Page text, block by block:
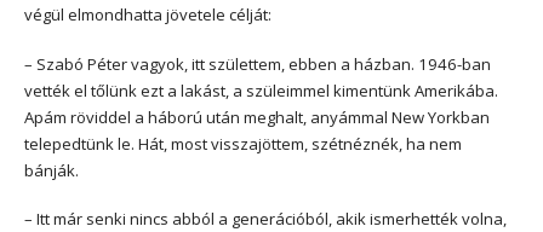
végül elmondhatta jövetele célját:
– Szabó Péter vagyok, itt születtem, ebben a házban. 1946-ban
vették el tőlünk ezt a lakást, a szüleimmel kimentünk Amerikába.
Apám röviddel a háború után meghalt, anyámmal New Yorkban
telepedtünk le. Hát, most visszajöttem, szétnéznék, ha nem
bánják.
– Itt már senki nincs abból a generációból, akik ismerhették volna,